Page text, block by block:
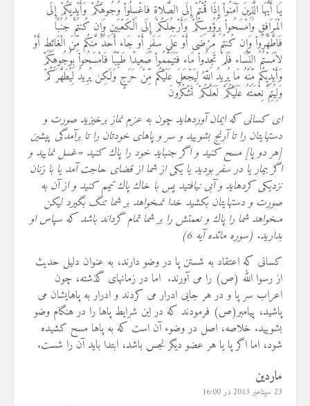
يَا أَيُّهَا الَّذِينَ آمَنُواْ إِذَا قُمْتُمْ إِلَى الصَّلاةِ فاغْسِلُواْ وُجُوهَكُمْ وَأَيْدِيَكُمْ إِلَى
الْمَرَافِقِ وَامْسَحُواْ بِرُؤُوسِكُمْ وَأَرْجُلَكُمْ إِلَى الْكَعْبَينِ وَإِن كُنتُمْ جُنُبًا
فَاطَّهَّرُواْ وَإِن كُنتُم مَّرْضَى أَوْ عَلَى سَفَرٍ أَوْ جَاء أَحَدٌ مَّنكُم مِّنَ الْغَائِطِ أَوْ
لاَمَسْتُمُ النِّسَاء فَلَمْ تَجِدُواْ مَاء فَتَيَمَّمُواْ صَعِيدًا طَيِّبًا فَامْسَحُواْ بِوُجُوهِكُمْ
وَأَيْدِيكُم مِّنْهُ مَا يُرِيدُ اللّهُ لِيَجْعَلَ عَلَيْكُم مِّنْ حَرَجٍ وَلَكِن يُرِيدُ لِيُطَهَّرَكُمْ
وَلِيُتِمَّ نِعْمَتَهُ عَلَيْكُمْ لَعَلَّكُمْ تَشْكُرُونَ
اى كسانى كه ايمان آورده‏ايد چون به عزم نماز برخيزيد صورت و
دستهايتان را تا آرنج بشوييد و سر و پاهاى خودتان را تا برآمدگى پيشين
[هر دو پا] مسح كنيد و اگر جنب‏ايد خود را پاك كنيد =غسل نماييد و
اگر بيمار يا در سفر بوديد يا يكى از شما از قضاى حاجت آمد يا با زنان
نزديكى كرده‏ايد و آبى نيافتيد پس با خاك پاك تيمم كنيد و از آن به
صورت و دستهايتان بكشيد خدا نمى‏خواهد بر شما تنگ بگيرد ليكن
مى‏خواهد شما را پاك و نعمتش را بر شما تمام گرداند باشد كه سپاس او
بداريد. (سوره مائده آیه 6)
کسانی که اعتقاد به شستن پا در وضو دارند، به عنوان دلیل حدیث
از رسوا الله (ص) را می آورند. اما در زمانهای گذشته، چون
اعراب سر پا و در هر جایی ادرار می کردند و ادرار به پاهایشان می
پاشید، پیامبر(ص) فرمودند که در این شرایط پاها را در هنگام وضو
بشویید. خلاصه، اصل در وضوء آن است که به پاها مسح کشیده
شود، اما اگر پا یا هر عضو دیگر نجس باشد، ابتدا باید آن را شست.
ماردین
23 سپتامبر 2013 در 16:00